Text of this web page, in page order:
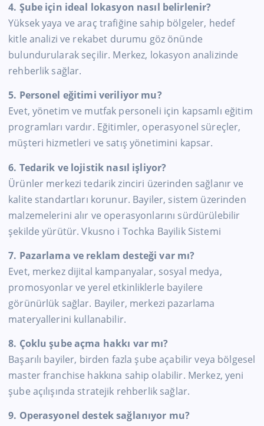
4. Şube için ideal lokasyon nasıl belirlenir?
Yüksek yaya ve araç trafiğine sahip bölgeler, hedef
kitle analizi ve rekabet durumu göz önünde
bulundurularak seçilir. Merkez, lokasyon analizinde
rehberlik sağlar.
5. Personel eğitimi veriliyor mu?
Evet, yönetim ve mutfak personeli için kapsamlı eğitim
programları vardır. Eğitimler, operasyonel süreçler,
müşteri hizmetleri ve satış yönetimini kapsar.
6. Tedarik ve lojistik nasıl işliyor?
Ürünler merkezi tedarik zinciri üzerinden sağlanır ve
kalite standartları korunur. Bayiler, sistem üzerinden
malzemelerini alır ve operasyonlarını sürdürülebilir
şekilde yürütür. Vkusno i Tochka Bayilik Sistemi
7. Pazarlama ve reklam desteği var mı?
Evet, merkez dijital kampanyalar, sosyal medya,
promosyonlar ve yerel etkinliklerle bayilere
görünürlük sağlar. Bayiler, merkezi pazarlama
materyallerini kullanabilir.
8. Çoklu şube açma hakkı var mı?
Başarılı bayiler, birden fazla şube açabilir veya bölgesel
master franchise hakkına sahip olabilir. Merkez, yeni
şube açılışında stratejik rehberlik sağlar.
9. Operasyonel destek sağlanıyor mu?